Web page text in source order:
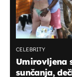
CELEBRITY
Umirovljena
sunčanja,